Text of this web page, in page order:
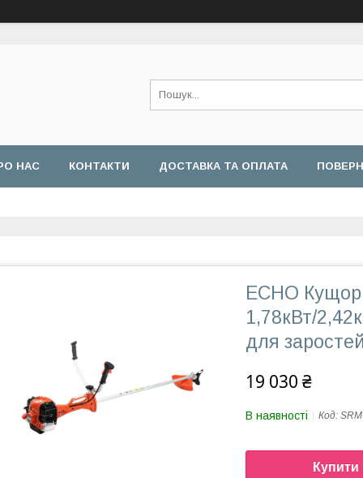
НАС КОНТАКТИ ДОСТАВКА ТА ОПЛАТА
ECHO
1,78кВт/
для
19 030 ₴
В наявності Код:
Купити